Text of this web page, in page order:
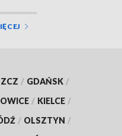
/ GDAŃSK /
/ KIELCE /
/ OLSZTYN /